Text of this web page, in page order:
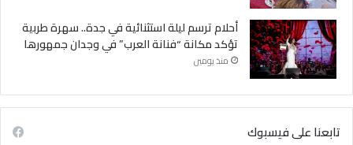
أحلام ترسم ليلة استثنائية في جدة.. سهرة طربية
تؤكد مكانة “فنانة العرب” في وجدان جمهورها
منذ يومين
تابعنا على فيسبوك